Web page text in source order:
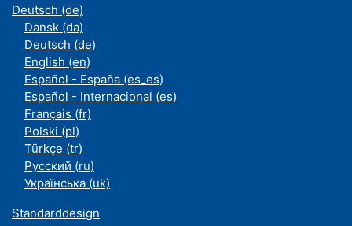
Deutsch ‎(de)‎
Dansk ‎(da)‎
Deutsch ‎(de)‎
English ‎(en)‎
Español - España ‎(es_es)‎
Español - Internacional ‎(es)‎
Français ‎(fr)‎
Polski ‎(pl)‎
Türkçe ‎(tr)‎
Русский ‎(ru)‎
Українська ‎(uk)‎
Standarddesign